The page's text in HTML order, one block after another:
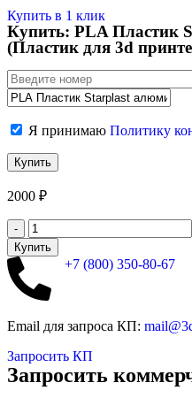
Купить в 1 клик
Купить: PLA Пластик
(Пластик для 3d
Я принимаю Политику
2000 ₽
Купить
+7 (800) 350-80-67
Email для запроса КП:
Запросить КП
Запросить